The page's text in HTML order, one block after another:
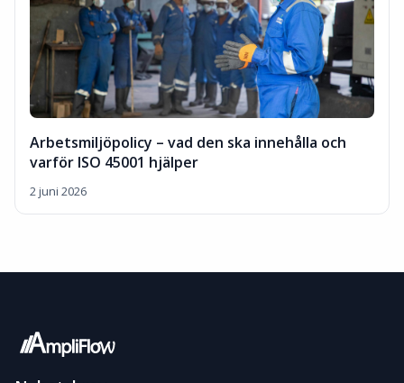
Arbetsmiljöpolicy – vad den ska innehålla och
varför ISO 45001 hjälper
2 juni 2026